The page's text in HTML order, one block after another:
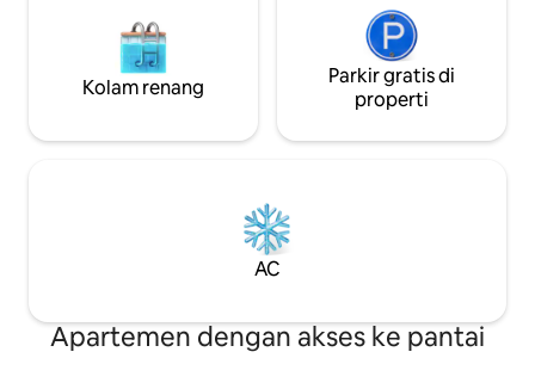
Kolam renang
Parkir gratis di
properti
AC
Apartemen dengan akses ke pantai